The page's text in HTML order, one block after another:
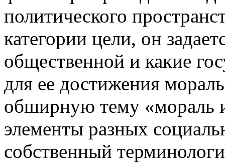
политического
категории цели, он
общественной и какие
для ее достижения
обширную тему «мораль
элементы разных
собственный